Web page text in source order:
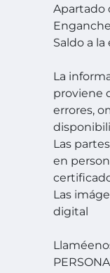
Apartado
Saldo a
La
proviene
errores,
Las
en
Las
digital